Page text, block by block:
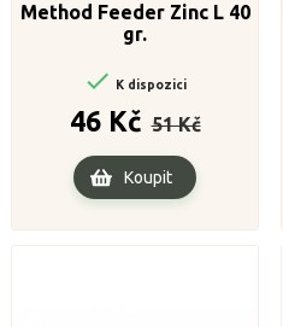
Method Feeder Zinc L 40
gr.
 K dispozici
46 Kč cena
51 Kč
Cena
Koupit